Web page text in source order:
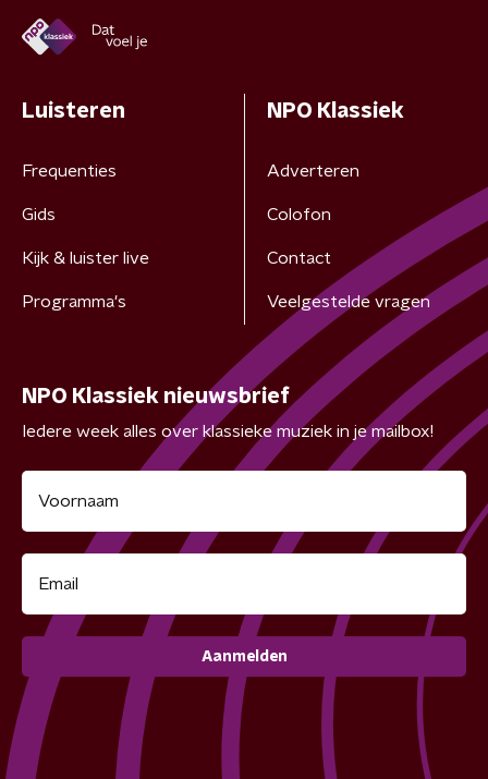
Luisteren
Frequenties
Gids
Kijk & luister live
Programma's
NPO Klassiek
Adverteren
Colofon
Contact
Veelgestelde vragen
NPO Klassiek nieuwsbrief
Iedere week alles over klassieke muziek in je mailbox!
Aanmelden